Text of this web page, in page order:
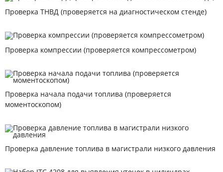
Проверка ТНВД (проверяется на диагностическом стенде)
Проверка компрессии (проверяется компрессометром)
Проверка начала подачи топлива (проверяется
моментоскопом)
Проверка давление топлива в магистрали низкого давления